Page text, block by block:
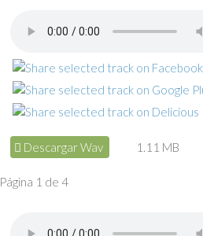
Descargar Wav 1.11 MB
Página 1 de 4